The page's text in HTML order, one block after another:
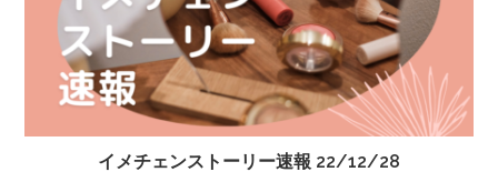
イメチェンストーリー速報 22/12/28